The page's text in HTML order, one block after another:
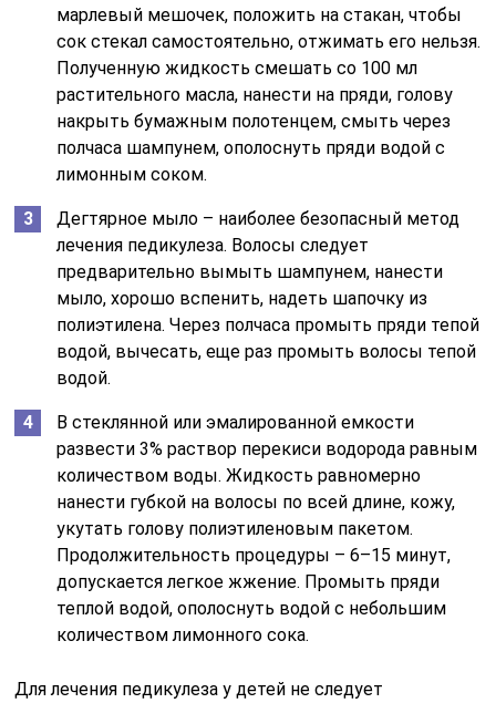
марлевый мешочек, положить на стакан, чтобы
сок стекал самостоятельно, отжимать его нельзя.
Полученную жидкость смешать со 100 мл
растительного масла, нанести на пряди, голову
накрыть бумажным полотенцем, смыть через
полчаса шампунем, ополоснуть пряди водой с
лимонным соком.
Дегтярное мыло – наиболее безопасный метод
лечения педикулеза. Волосы следует
предварительно вымыть шампунем, нанести
мыло, хорошо вспенить, надеть шапочку из
полиэтилена. Через полчаса промыть пряди тепой
водой, вычесать, еще раз промыть волосы тепой
водой.
В стеклянной или эмалированной емкости
развести 3% раствор перекиси водорода равным
количеством воды. Жидкость равномерно
нанести губкой на волосы по всей длине, кожу,
укутать голову полиэтиленовым пакетом.
Продолжительность процедуры – 6–15 минут,
допускается легкое жжение. Промыть пряди
теплой водой, ополоснуть водой с небольшим
количеством лимонного сока.
Для лечения педикулеза у детей не следует